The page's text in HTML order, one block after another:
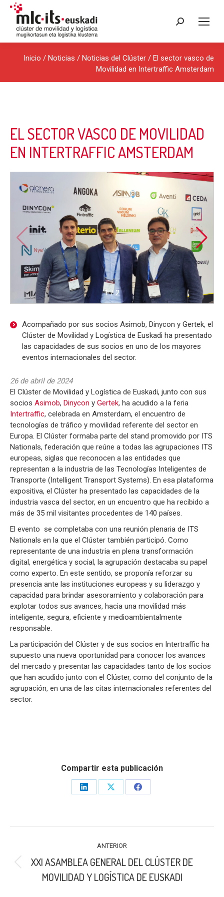
Buscar:
Inicio / Noticias / Noticias del Clúster / El sector vasco de
Movilidad en Intertraffic Amsterdam
EL SECTOR VASCO DE MOVILIDAD
EN INTERTRAFFIC AMSTERDAM
1/2
Acompañado por sus socios Asimob, Dinycon y Gertek, el
Clúster de Movilidad y Logística de Euskadi ha presentado
las capacidades de sus socios en uno de los mayores
eventos internacionales del sector.
26 de abril de 2024
El Clúster de Movilidad y Logística de Euskadi, junto con sus
socios Asimob, Dinycon y Gertek, ha acudido a la feria
Intertraffic, celebrada en Amsterdam, el encuentro de
tecnologías de tráfico y movilidad referente del sector en
Europa. El Clúster formaba parte del stand promovido por ITS
Nationals, federación que reúne a todas las agrupaciones ITS
europeas, siglas que reconocen a las entidades que
representan a la industria de las Tecnologías Inteligentes de
Transporte (Intelligent Transport Systems). En esa plataforma
expositiva, el Clúster ha presentado las capacidades de la
industria vasca del sector, en un encuentro que ha recibido a
más de 35 mil visitantes procedentes de 140 países.
El evento se completaba con una reunión plenaria de ITS
Nationals en la que el Clúster también participó. Como
representante de una industria en plena transformación
digital, energética y social, la agrupación destacaba su papel
como experto. En este sentido, se proponía reforzar su
presencia ante las instituciones europeas y su liderazgo y
capacidad para brindar asesoramiento y colaboración para
explotar todos sus avances, hacia una movilidad más
inteligente, segura, eficiente y medioambientalmente
responsable.
La participación del Clúster y de sus socios en Intertraffic ha
supuesto una nueva oportunidad para conocer los avances
del mercado y presentar las capacidades tanto de los socios
que han acudido junto con el Clúster, como del conjunto de la
agrupación, en una de las citas internacionales referentes del
sector.
Compartir esta publicación
Share
Share
Share
ENTRE
PUBLICACIONES
ANTERIOR
Publicación
anterior:
XXI ASAMBLEA GENERAL DEL CLÚSTER DE
MOVILIDAD Y LOGÍSTICA DE EUSKADI